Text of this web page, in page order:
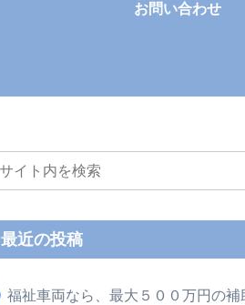
お問い合わせ
最近の投稿
福祉車両なら、最大５００万円の補